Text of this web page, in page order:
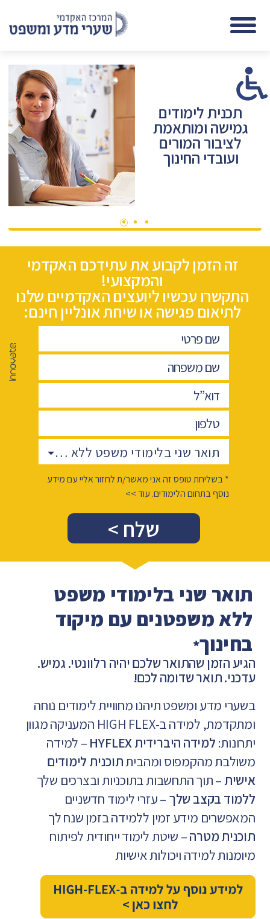
תכנית לימודים
גמישה ומותאמת
לציבור המורים
ועובדי החינוך
זה הזמן לקבוע את עתידכם האקדמי
והמקצועי!
התקשרו עכשיו ליועצים האקדמיים שלנו
לתיאום פגישה או שיחת אונליין חינם:
תואר שני בלימודי משפט ללא משפטנים
* בשליחת טופס זה אני מאשר/ת לחזור אליי עם מידע
נוסף בתחום הלימודים. עוד >>
תואר שני בלימודי משפט
ללא משפטנים עם מיקוד
בחינוך*
הגיע הזמן שהתואר שלכם יהיה רלוונטי. גמיש.
עדכני. תואר שדומה לכם!
בשערי מדע ומשפט תיהנו מחוויית לימודים נוחה
ומתקדמת, למידה ב-HIGH FLEX המעניקה מגוון
יתרונות: למידה היברידית HYFLEX
– למידה
משולבת מהקמפוס ומהביתתוכנית לימודים
אישית – תוך התחשבות בתוכניות ובצרכים שלך
ללמוד בקצב שלך – עזרי לימוד חדשניים
המאפשרים מידע זמין ללמידה בזמן שנח לך
תוכנית מטרה– שיטת לימוד ייחודית לפיתוח
מיומנות למידה ויכולות אישיות